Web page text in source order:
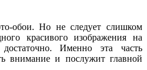
обои. Но не следует слишком
красивого изображения на
Именно эта часть
внимание и послужит главной